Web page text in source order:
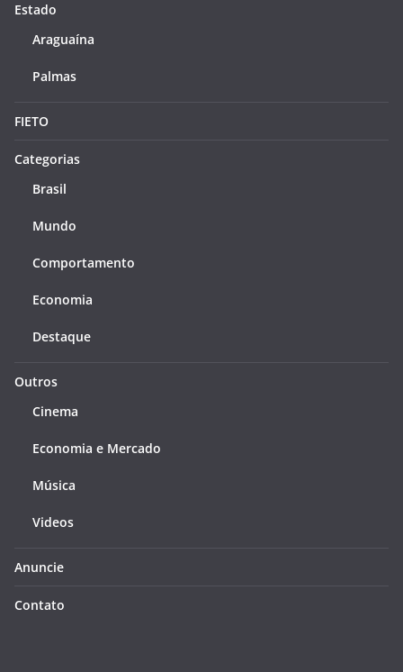
Estado
Araguaína
Palmas
FIETO
Categorias
Brasil
Mundo
Comportamento
Economia
Destaque
Outros
Cinema
Economia e Mercado
Música
Videos
Anuncie
Contato